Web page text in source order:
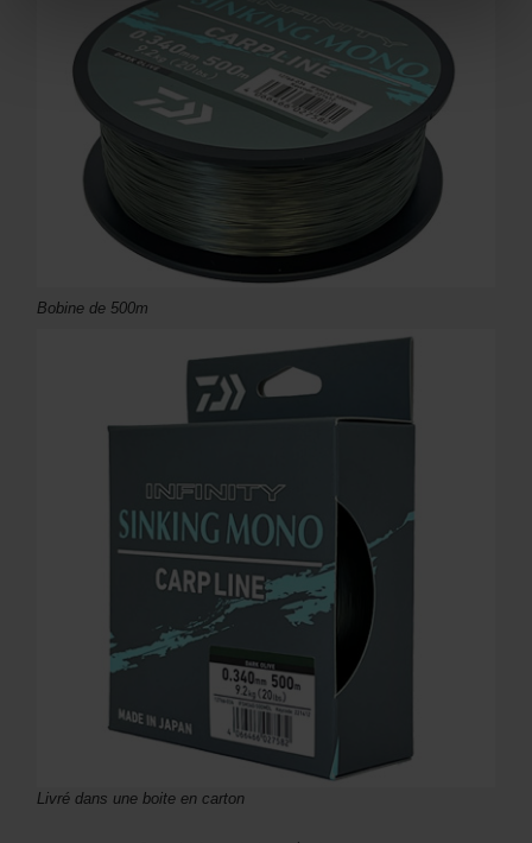
Bobine de 500m
Livré dans une boite en carton